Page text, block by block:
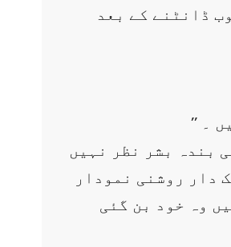
ڈانٹنے کے بعد
۔
بندہ بشر نظر نہیں
دار روشنی نمودار
وہ خود بن گئی